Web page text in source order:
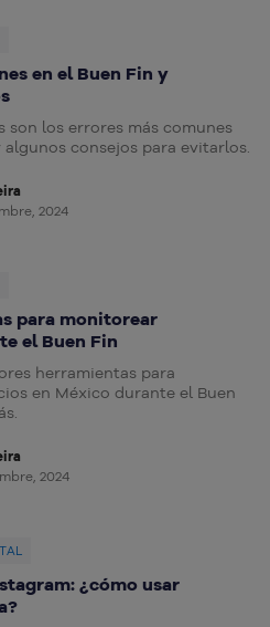
en el Buen Fin y
son los errores más comunes
algunos consejos para evitarlos.
2024
para monitorear
el Buen Fin
herramientas para
en México durante el Buen
2024
¿cómo usar